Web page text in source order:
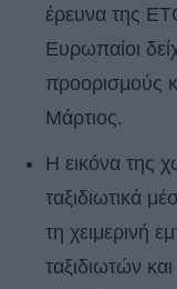
έρευνα της
Ευρωπαίοι
προορισμούς
Μάρτιος.
Η εικόνα της
ταξιδιωτικά
τη χειμερινή
ταξιδιωτών